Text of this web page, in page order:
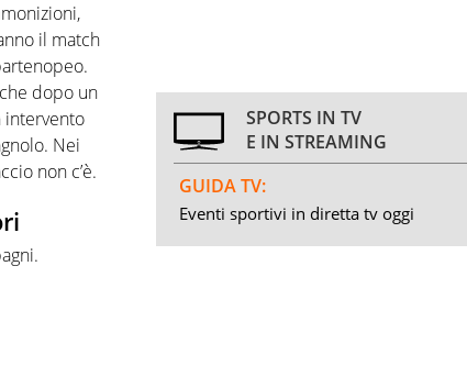
il match
dopo un
intervento
Nei
non c’è.
SPORTS IN TV
E IN STREAMING
GUIDA TV:
Eventi sportivi in diretta tv oggi